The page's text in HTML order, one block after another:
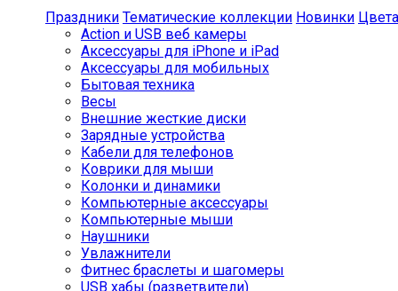
Праздники Тематические коллекции Новинки Цвета
Action и USB веб камеры
Аксессуары для iPhone и iPad
Аксессуары для мобильных
Бытовая техника
Весы
Внешние жесткие диски
Зарядные устройства
Кабели для телефонов
Коврики для мыши
Колонки и динамики
Компьютерные аксессуары
Компьютерные мыши
Наушники
Увлажнители
Фитнес браслеты и шагомеры
USB хабы (разветвители)